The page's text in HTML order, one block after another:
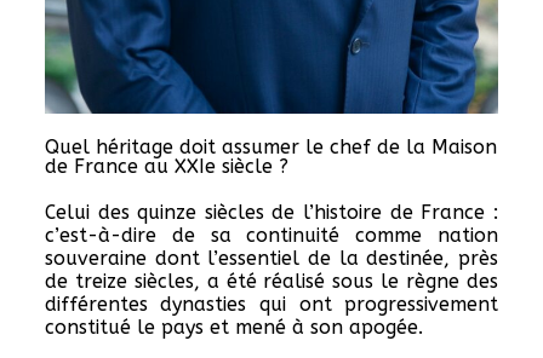
Quel héritage doit assumer le chef de la Maison
de France au XXIe siècle ?
Celui des quinze siècles de l’histoire de France :
c’est-à-dire de sa continuité comme nation
souveraine dont l’essentiel de la destinée, près
de treize siècles, a été réalisé sous le règne des
différentes dynasties qui ont progressivement
constitué le pays et mené à son apogée.